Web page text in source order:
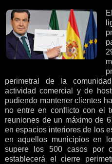
perimetral de la
actividad comercial y de
pudiendo mantener clientes
no entre en conflicto con el
reuniones de un máximo de
en espacios interiores de los
en aquellos municipios en
supere los 500 casos por
establecerá el cierre